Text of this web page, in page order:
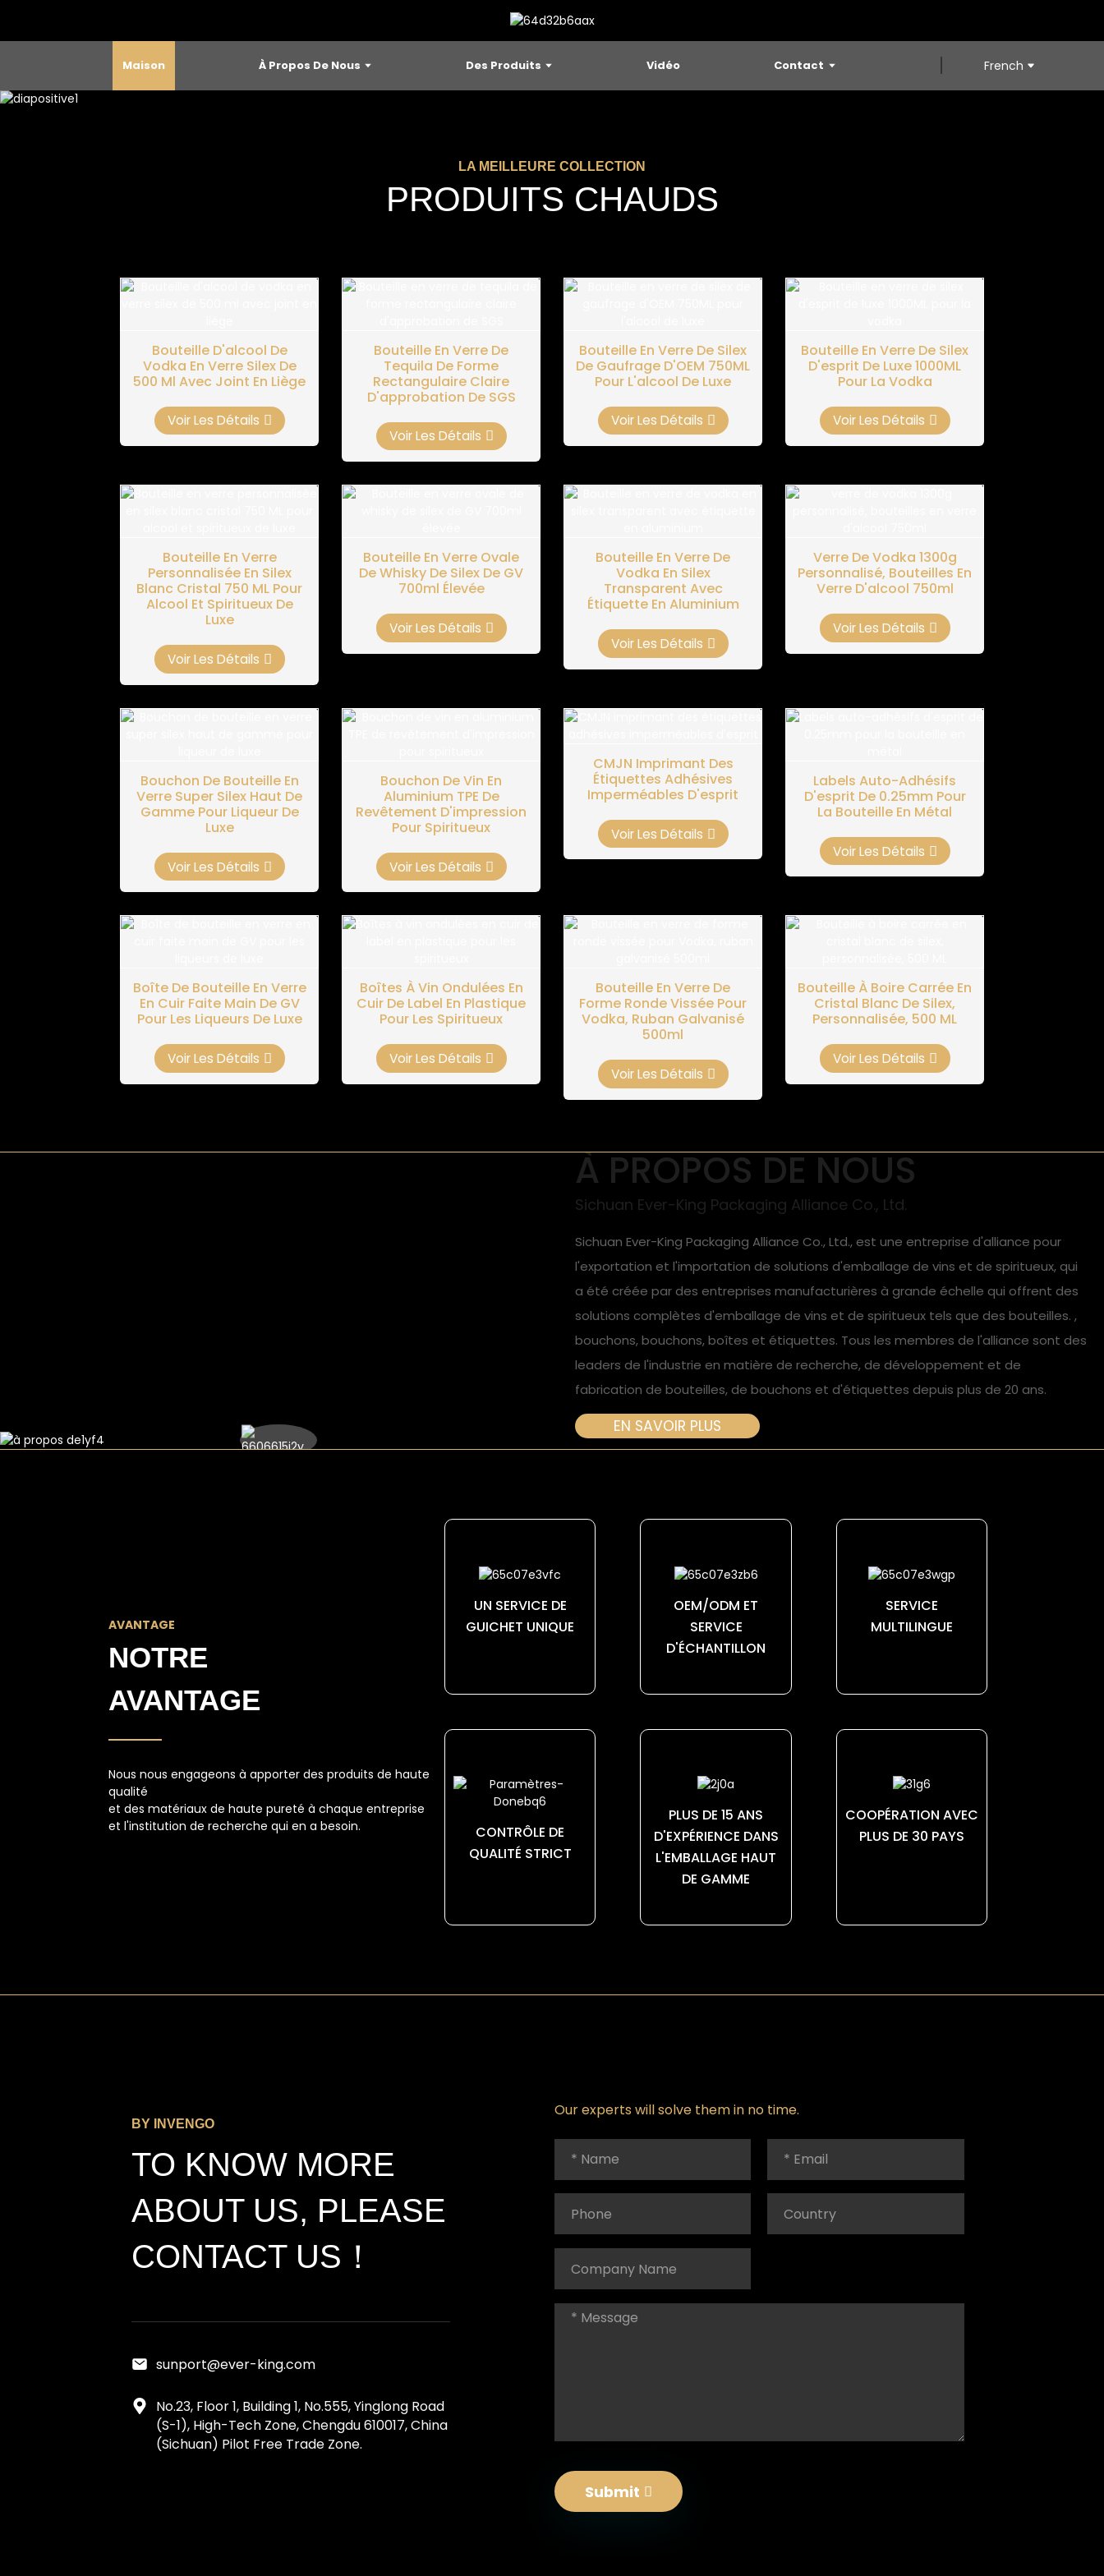
Maison À Propos De Nous Des Produits Vidéo Contact French
LA MEILLEURE COLLECTION
PRODUITS CHAUDS
Bouteille D'alcool De
Vodka En Verre Silex De
500 Ml Avec Joint En Liège
Voir Les Détails
Bouteille En Verre De
Tequila De Forme
Rectangulaire Claire
D'approbation De SGS
Voir Les Détails
Bouteille En Verre De Silex
De Gaufrage D'OEM 750ML
Pour L'alcool De Luxe
Voir Les Détails
Bouteille En Verre De Silex
D'esprit De Luxe 1000ML
Pour La Vodka
Voir Les Détails
Bouteille En Verre
Personnalisée En Silex
Blanc Cristal 750 ML Pour
Alcool Et Spiritueux De
Luxe
Voir Les Détails
Bouteille En Verre Ovale
De Whisky De Silex De GV
700ml Élevée
Voir Les Détails
Bouteille En Verre De
Vodka En Silex
Transparent Avec
Étiquette En Aluminium
Voir Les Détails
Verre De Vodka 1300g
Personnalisé, Bouteilles En
Verre D'alcool 750ml
Voir Les Détails
Bouchon De Bouteille En
Verre Super Silex Haut De
Gamme Pour Liqueur De
Luxe
Voir Les Détails
Bouchon De Vin En
Aluminium TPE De
Revêtement D'impression
Pour Spiritueux
Voir Les Détails
CMJN Imprimant Des
Étiquettes Adhésives
Imperméables D'esprit
Voir Les Détails
Labels Auto-Adhésifs
D'esprit De 0.25mm Pour
La Bouteille En Métal
Voir Les Détails
Boîte De Bouteille En Verre
En Cuir Faite Main De GV
Pour Les Liqueurs De Luxe
Voir Les Détails
Boîtes À Vin Ondulées En
Cuir De Label En Plastique
Pour Les Spiritueux
Voir Les Détails
Bouteille En Verre De
Forme Ronde Vissée Pour
Vodka, Ruban Galvanisé
500ml
Voir Les Détails
Bouteille À Boire Carrée En
Cristal Blanc De Silex,
Personnalisée, 500 ML
Voir Les Détails
À PROPOS DE NOUS
Sichuan Ever-King Packaging Alliance Co., Ltd.
Sichuan Ever-King Packaging Alliance Co., Ltd., est une entreprise d'alliance pour
l'exportation et l'importation de solutions d'emballage de vins et de spiritueux, qui
a été créée par des entreprises manufacturières à grande échelle qui offrent des
solutions complètes d'emballage de vins et de spiritueux tels que des bouteilles. ,
bouchons, bouchons, boîtes et étiquettes. Tous les membres de l'alliance sont des
leaders de l'industrie en matière de recherche, de développement et de
fabrication de bouteilles, de bouchons et d'étiquettes depuis plus de 20 ans.
EN SAVOIR PLUS
AVANTAGE
NOTRE
AVANTAGE
Nous nous engageons à apporter des produits de haute
qualité
et des matériaux de haute pureté à chaque entreprise
et l'institution de recherche qui en a besoin.
UN SERVICE DE
GUICHET UNIQUE
OEM/ODM ET
SERVICE
D'ÉCHANTILLON
SERVICE
MULTILINGUE
CONTRÔLE DE
QUALITÉ STRICT
PLUS DE 15 ANS
D'EXPÉRIENCE DANS
L'EMBALLAGE HAUT
DE GAMME
COOPÉRATION AVEC
PLUS DE 30 PAYS
BY INVENGO
TO KNOW MORE
ABOUT US, PLEASE
CONTACT US！
sunport@ever-king.com
No.23, Floor 1, Building 1, No.555, Yinglong Road
(S-1), High-Tech Zone, Chengdu 610017, China
(Sichuan) Pilot Free Trade Zone.
Our experts will solve them in no time.
Submit